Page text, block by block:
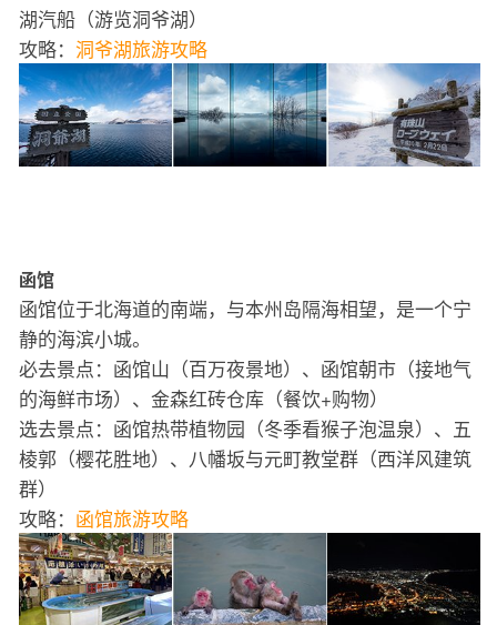
湖汽船（游览洞爷湖）
攻略： 洞爷湖旅游攻略
函馆
函馆位于北海道的南端，与本州岛隔海相望，是一个宁
静的海滨小城。
必去景点：函馆山（百万夜景地）、函馆朝市（接地气
的海鲜市场）、金森红砖仓库（餐饮+购物）
选去景点：函馆热带植物园（冬季看猴子泡温泉）、五
棱郭（樱花胜地）、八幡坂与元町教堂群（西洋风建筑
群）
攻略： 函馆旅游攻略